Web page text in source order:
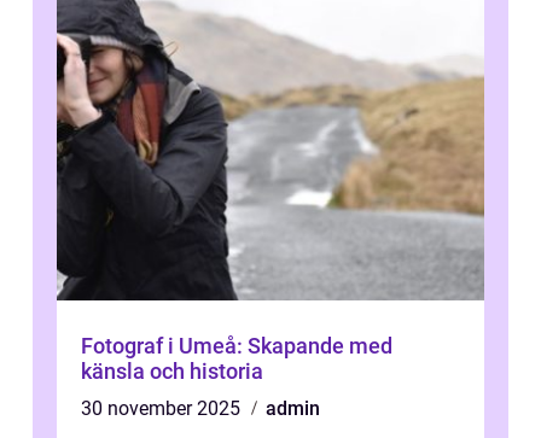
Fotograf i Umeå: Skapande med
känsla och historia
30 november 2025
admin